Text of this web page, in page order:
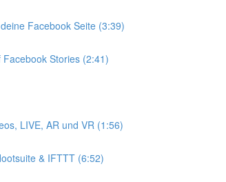
Facebook Seite (3:39)
Stories (2:41)
LIVE, AR und VR (1:56)
& IFTTT (6:52)